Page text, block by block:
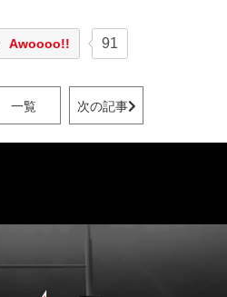
Awoooo!! 91
一覧 次の記事